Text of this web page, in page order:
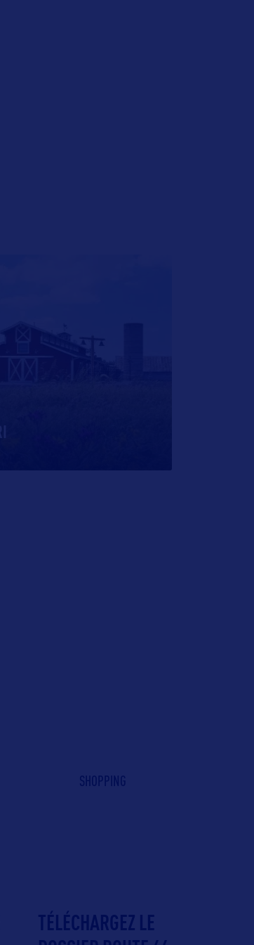
SHOPPING
TÉLÉCHARGEZ LE